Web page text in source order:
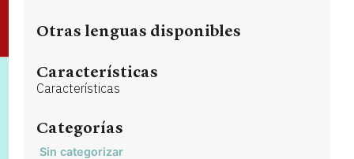
Otras lenguas disponibles
Características
Características
Categorías
Sin categorizar